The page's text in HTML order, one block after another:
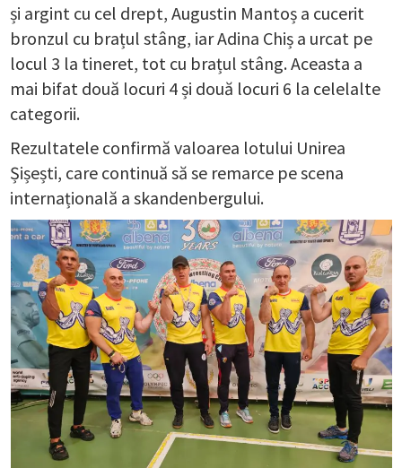
și argint cu cel drept, Augustin Mantoș a cucerit
bronzul cu brațul stâng, iar Adina Chiș a urcat pe
locul 3 la tineret, tot cu brațul stâng. Aceasta a
mai bifat două locuri 4 și două locuri 6 la celelalte
categorii.
Rezultatele confirmă valoarea lotului Unirea
Șișești, care continuă să se remarce pe scena
internațională a skandenbergului.